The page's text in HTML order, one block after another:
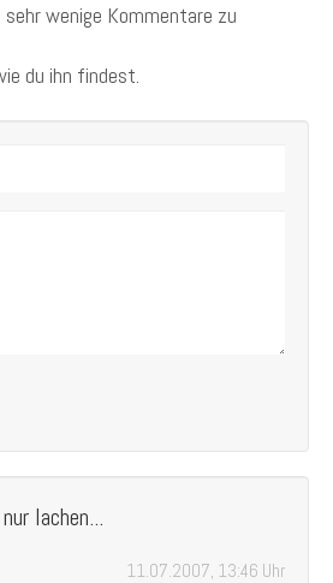
wenige Kommentare zu
du ihn findest.
lachen...
11.07.2007, 13:46 Uhr